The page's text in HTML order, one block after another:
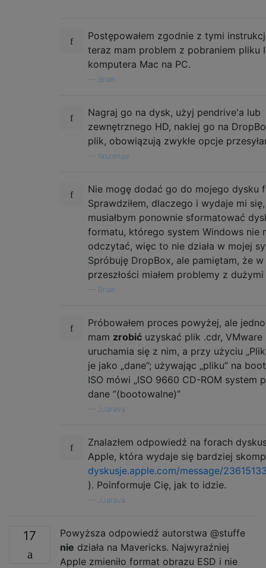
Postępowałem zgodnie z tymi
teraz mam problem z pobraniem pliku
komputera Mac na PC.
Brian
Nagraj go na dysk, użyj pendrive'a lub
zewnętrznego HD, naklej go na
plik, obowiązują zwykłe opcje
faszeruje
Nie mogę dodać go do mojego dysku
Sprawdziłem, dlaczego i wydaje mi
musiałbym ponownie sformatować
formatu, którego system Windows nie
odczytać, więc to nie działa w mojej
Spróbuję DropBox, ale pamiętam, że w
przeszłości miałem problemy z
Brian
Próbowałem proces powyżej, ale
mam zrobić uzyskać plik .cdr, VMware
uruchamia się z nim, a przy użyciu
je jako „dane”; używając „pliku” na
ISO mówi „ISO 9660 CD-ROM system
dane ”(bootowalne)”
JJarava
Znalazłem odpowiedź na forach
Apple, która wydaje się bardziej
dyskusje.apple.com/message/
). Poinformuje Cię, jak to idzie.
JJarava
17
Powyższa odpowiedź autorstwa @stuffe
nie działa na Mavericks. Najwyraźniej
Apple zmieniło format obrazu ESD i nie